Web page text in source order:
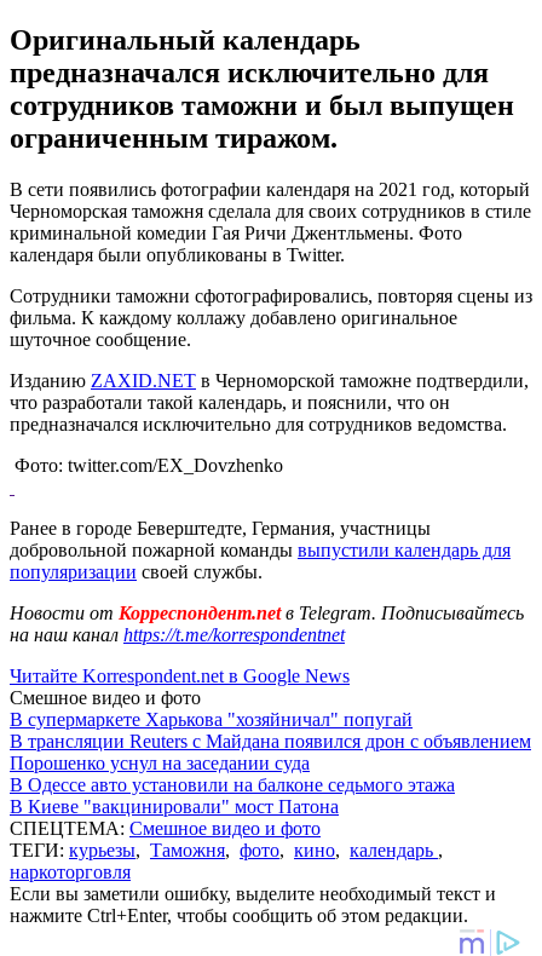
Оригинальный календарь
предназначался исключительно для
сотрудников таможни и был выпущен
ограниченным тиражом.
В сети появились фотографии календаря на 2021 год, который
Черноморская таможня сделала для своих сотрудников в стиле
криминальной комедии Гая Ричи Джентльмены. Фото
календаря были опубликованы в Twitter.
Сотрудники таможни сфотографировались, повторяя сцены из
фильма. К каждому коллажу добавлено оригинальное
шуточное сообщение.
Изданию ZAXID.NET в Черноморской таможне подтвердили,
что разработали такой календарь, и пояснили, что он
предназначался исключительно для сотрудников ведомства.
Фото: twitter.com/EX_Dovzhenko
Ранее в городе Беверштедте, Германия, участницы
добровольной пожарной команды выпустили календарь для
популяризации своей службы.
Новости от Корреспондент.netв Telegram. Подписывайтесь
на наш канал https://t.me/korrespondentnet
Читайте Korrespondent.net в Google News
Смешное видео и фото
В супермаркете Харькова "хозяйничал" попугай
В трансляции Reuters с Майдана появился дрон с объявлением
Порошенко уснул на заседании суда
В Одессе авто установили на балконе седьмого этажа
В Киеве "вакцинировали" мост Патона
СПЕЦТЕМА: Смешное видео и фото
ТЕГИ: курьезы, Таможня, фото, кино, календарь ,
наркоторговля
Если вы заметили ошибку, выделите необходимый текст и
нажмите Ctrl+Enter, чтобы сообщить об этом редакции.